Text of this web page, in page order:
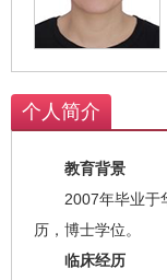
个人简介
教育背景
2007年毕业于华
历，博士学位。
临床经历